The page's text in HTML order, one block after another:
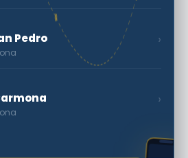
Pedro ›
›